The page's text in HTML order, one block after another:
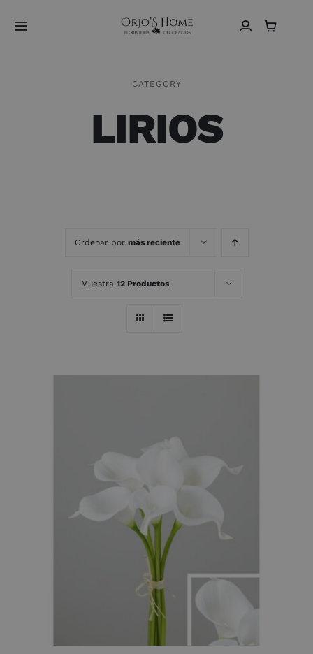
Toggle
Contacto
Español
CATEGORY
LIRIOS
Ordenar por más reciente
Muestra 12 Productos
DETALLES